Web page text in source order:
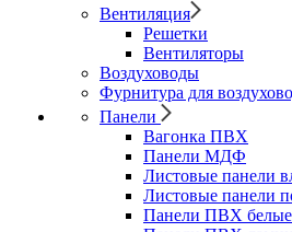
Вентиляция
Решетки
Вентиляторы
Воздуховоды
Фурнитура для
Панели
Вагонка ПВХ
Панели МДФ
Листовые панели
Листовые панели
Панели ПВХ белые